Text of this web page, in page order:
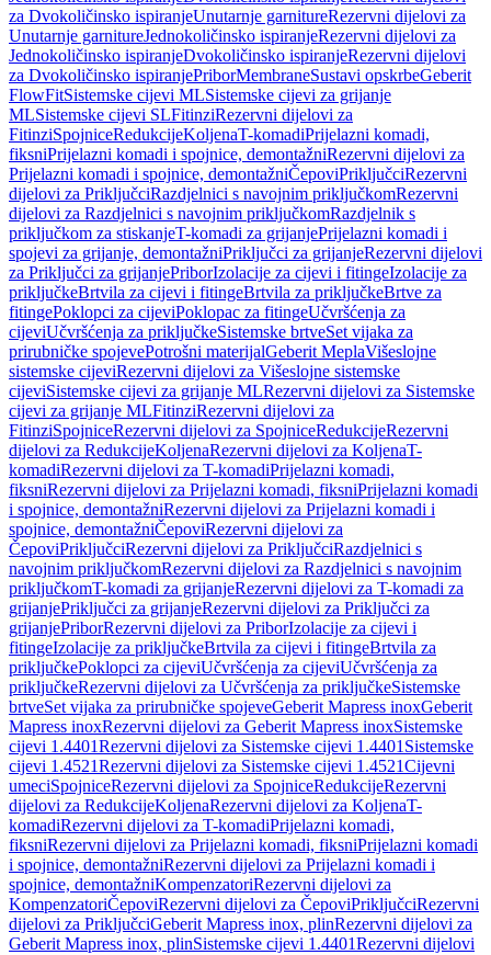
za Dvokoličinsko ispiranjeUnutarnje garnitureRezervni dijelovi za
Unutarnje garnitureJednokoličinsko ispiranjeRezervni dijelovi za
Jednokoličinsko ispiranjeDvokoličinsko ispiranjeRezervni dijelovi
za Dvokoličinsko ispiranjePriborMembraneSustavi opskrbeGeberit
FlowFitSistemske cijevi MLSistemske cijevi za grijanje
MLSistemske cijevi SLFitinziRezervni dijelovi za
FitinziSpojniceRedukcijeKoljenaT-komadiPrijelazni komadi,
fiksniPrijelazni komadi i spojnice, demontažniRezervni dijelovi za
Prijelazni komadi i spojnice, demontažniČepoviPriključciRezervni
dijelovi za PriključciRazdjelnici s navojnim priključkomRezervni
dijelovi za Razdjelnici s navojnim priključkomRazdjelnik s
priključkom za stiskanjeT-komadi za grijanjePrijelazni komadi i
spojevi za grijanje, demontažniPriključci za grijanjeRezervni dijelovi
za Priključci za grijanjePriborIzolacije za cijevi i fitingeIzolacije za
priključkeBrtvila za cijevi i fitingeBrtvila za priključkeBrtve za
fitingePoklopci za cijeviPoklopac za fitingeUčvršćenja za
cijeviUčvršćenja za priključkeSistemske brtveSet vijaka za
prirubničke spojevePotrošni materijalGeberit MeplaVišeslojne
sistemske cijeviRezervni dijelovi za Višeslojne sistemske
cijeviSistemske cijevi za grijanje MLRezervni dijelovi za Sistemske
cijevi za grijanje MLFitinziRezervni dijelovi za
FitinziSpojniceRezervni dijelovi za SpojniceRedukcijeRezervni
dijelovi za RedukcijeKoljenaRezervni dijelovi za KoljenaT-
komadiRezervni dijelovi za T-komadiPrijelazni komadi,
fiksniRezervni dijelovi za Prijelazni komadi, fiksniPrijelazni komadi
i spojnice, demontažniRezervni dijelovi za Prijelazni komadi i
spojnice, demontažniČepoviRezervni dijelovi za
ČepoviPriključciRezervni dijelovi za PriključciRazdjelnici s
navojnim priključkomRezervni dijelovi za Razdjelnici s navojnim
priključkomT-komadi za grijanjeRezervni dijelovi za T-komadi za
grijanjePriključci za grijanjeRezervni dijelovi za Priključci za
grijanjePriborRezervni dijelovi za PriborIzolacije za cijevi i
fitingeIzolacije za priključkeBrtvila za cijevi i fitingeBrtvila za
priključkePoklopci za cijeviUčvršćenja za cijeviUčvršćenja za
priključkeRezervni dijelovi za Učvršćenja za priključkeSistemske
brtveSet vijaka za prirubničke spojeveGeberit Mapress inoxGeberit
Mapress inoxRezervni dijelovi za Geberit Mapress inoxSistemske
cijevi 1.4401Rezervni dijelovi za Sistemske cijevi 1.4401 Sistemske
cijevi 1.4521Rezervni dijelovi za Sistemske cijevi 1.4521Cijevni
umeciSpojniceRezervni dijelovi za SpojniceRedukcijeRezervni
dijelovi za RedukcijeKoljenaRezervni dijelovi za KoljenaT-
komadiRezervni dijelovi za T-komadiPrijelazni komadi,
fiksniRezervni dijelovi za Prijelazni komadi, fiksniPrijelazni komadi
i spojnice, demontažniRezervni dijelovi za Prijelazni komadi i
spojnice, demontažniKompenzatoriRezervni dijelovi za
KompenzatoriČepoviRezervni dijelovi za ČepoviPriključciRezervni
dijelovi za PriključciGeberit Mapress inox, plinRezervni dijelovi za
Geberit Mapress inox, plinSistemske cijevi 1.4401Rezervni dijelovi